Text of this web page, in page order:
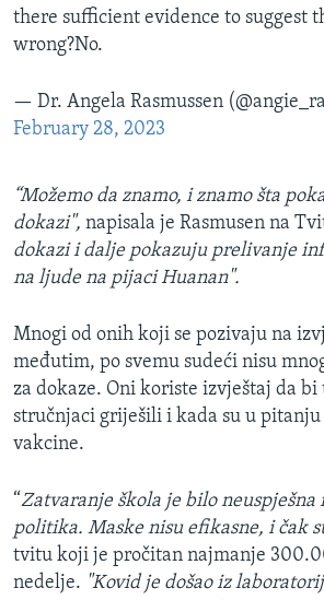
there sufficient evidence to suggest
wrong?No.
— Dr. Angela Rasmussen
February 28, 2023
“Možemo da znamo, i znamo šta
dokazi", napisala je Rasmusen na
dokazi i dalje pokazuju prelivanje
na ljude na pijaci Huanan".
Mnogi od onih koji se pozivaju na
međutim, po svemu sudeći nisu
za dokaze. Oni koriste izvještaj da
stručnjaci griješili i kada su u
vakcine.
“Zatvaranje škola je bilo neuspješna
politika. Maske nisu efikasne, i čak
tvitu koji je pročitan najmanje
nedelje. "Kovid je došao iz